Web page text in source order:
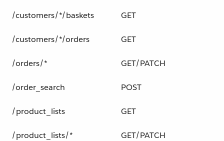
/customers/*/baskets GET
/customers/*/orders GET
/orders/* GET/PATCH
/order_search POST
/product_lists GET
/product_lists/* GET/PATCH